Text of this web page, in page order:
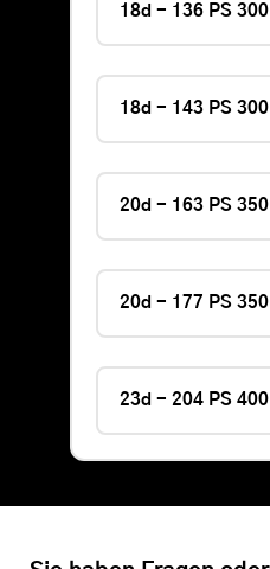
18d - 136 PS
18d - 143 PS
20d - 163 PS
20d - 177 PS
23d - 204 PS